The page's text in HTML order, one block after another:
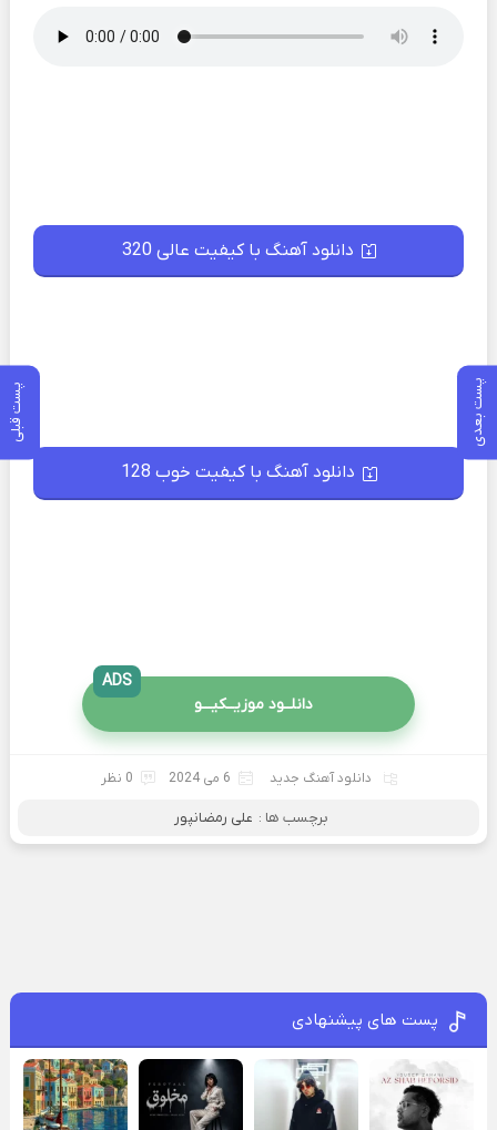
پست بعدی پست قبلی
دانلود آهنگ با کیفیت عالی 320
دانلود آهنگ با کیفیت خوب 128
دانلــود موزیــکیـــو
ADS
دانلود آهنگ جدید 6 می 2024 0 نظر
برچسب ها : علی رمضانپور
پست های پیشنهادی